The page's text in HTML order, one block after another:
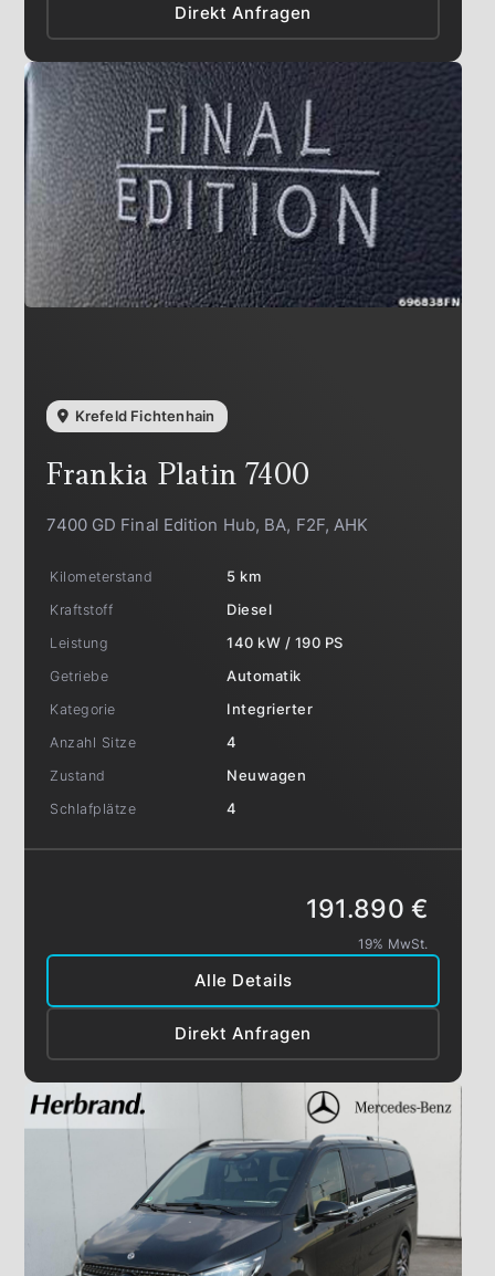
Direkt Anfragen
Krefeld Fichtenhain
Frankia Platin 7400
7400 GD Final Edition Hub, BA, F2F, AHK
Kilometerstand
5 km
Kraftstoff
Diesel
Leistung
140 kW / 190 PS
Getriebe
Automatik
Kategorie
Integrierter
Anzahl Sitze
4
Zustand
Neuwagen
Schlafplätze
4
Alle Details
Direkt Anfragen
191.890 €
19% MwSt.